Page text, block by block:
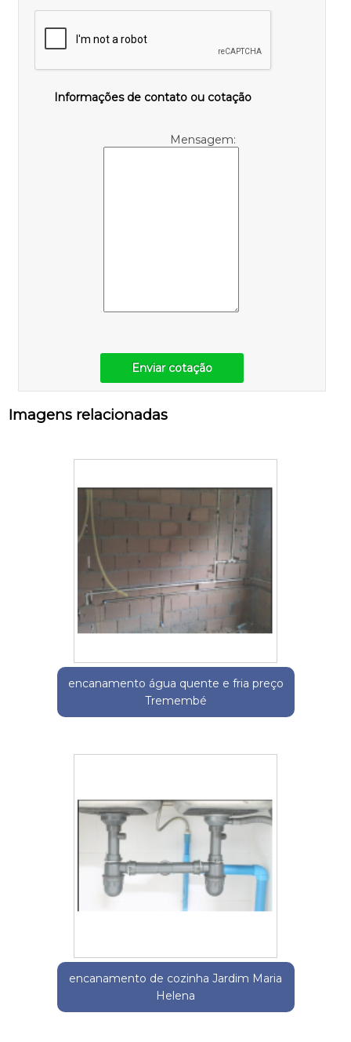
Informações de contato ou cotação
Mensagem:
Enviar cotação
Imagens relacionadas
encanamento água quente e fria preço
Tremembé
encanamento de cozinha Jardim Maria
Helena